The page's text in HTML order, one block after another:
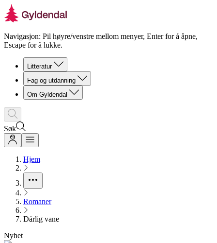
Navigasjon: Pil høyre/venstre mellom menyer, Enter for å åpne,
Escape for å lukke.
Litteratur
Fag og utdanning
Om Gyldendal
Søk
Hjem
Romaner
Dårlig vane
Nyhet